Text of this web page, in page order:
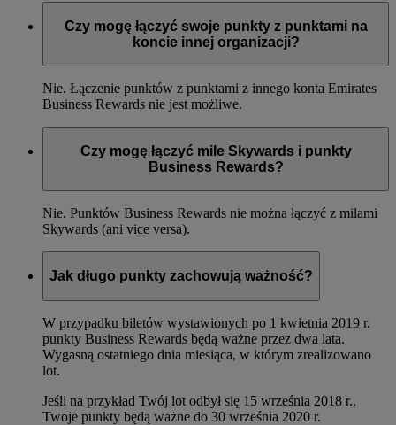
Czy mogę łączyć swoje punkty z punktami na
koncie innej organizacji?
Nie. Łączenie punktów z punktami z innego konta Emirates
Business Rewards nie jest możliwe.
Czy mogę łączyć mile Skywards i punkty
Business Rewards?
Nie. Punktów Business Rewards nie można łączyć z milami
Skywards (ani vice versa).
Jak długo punkty zachowują ważność?
W przypadku biletów wystawionych po 1 kwietnia 2019 r.
punkty Business Rewards będą ważne przez dwa lata.
Wygasną ostatniego dnia miesiąca, w którym zrealizowano
lot.
Jeśli na przykład Twój lot odbył się 15 września 2018 r.,
Twoje punkty będą ważne do 30 września 2020 r.